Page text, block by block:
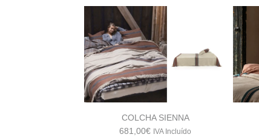
COLCHA SIENNA
681,00€ IVA Incluído